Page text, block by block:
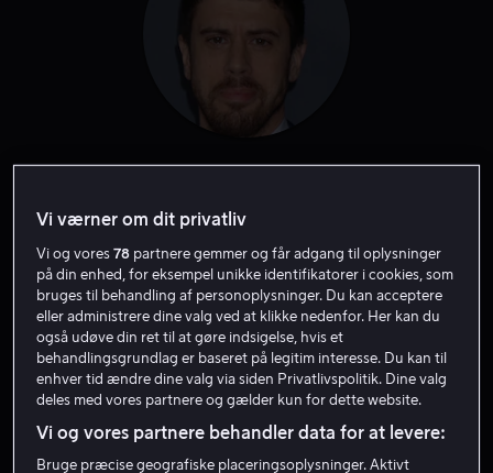
Vi værner om dit privatliv
Vi og vores78 partnere gemmer og får adgang til oplysninger
på din enhed, for eksempel unikke identifikatorer i cookies, som
bruges til behandling af personoplysninger. Du kan acceptere
eller administrere dine valg ved at klikke nedenfor. Her kan du
også udøve din ret til at gøre indsigelse, hvis et
behandlingsgrundlag er baseret på legitim interesse. Du kan til
enhver tid ændre dine valg via siden Privatlivspolitik. Dine valg
deles med vores partnere og gælder kun for dette website.
Vi og vores partnere behandler data for at levere:
Bruge præcise geografiske placeringsoplysninger. Aktivt